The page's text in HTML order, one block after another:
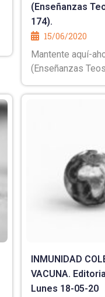
(Enseñanzas
174).
15/06/2020
Mantente aquí-
(Enseñanzas
INMUNIDAD
VACUNA.
Lunes 18-05-20